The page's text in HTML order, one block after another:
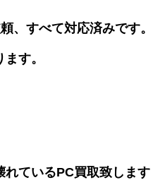
、すべて対応済みです。
す。
ているPC買取致します